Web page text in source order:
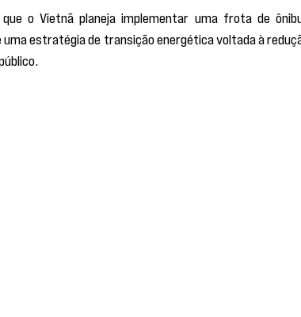
o Vietnã planeja implementar uma frota de
estratégia de transição energética voltada à